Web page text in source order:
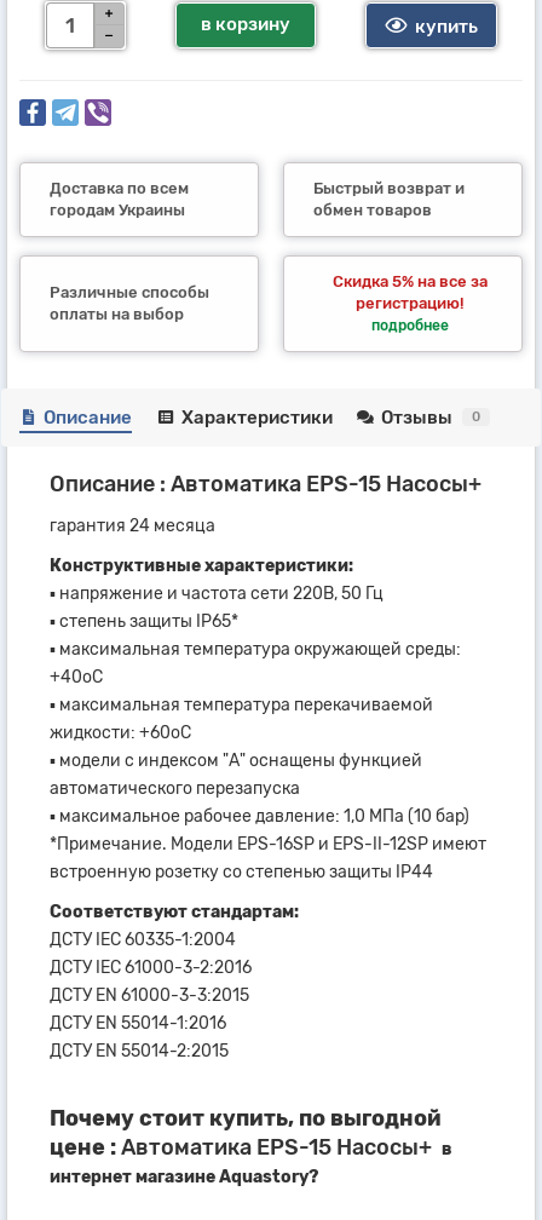
в корзину купить
Доставка по всем
городам Украины
Быстрый возврат и
обмен товаров
Различные способы
оплаты на выбор
Скидка 5% на все за
регистрацию!
подробнее
Описание Характеристики Отзывы 0
Описание : Автоматика EPS-15 Насосы+
гарантия 24 месяца
Конструктивные характеристики:
▪ напряжение и частота сети 220В, 50 Гц
▪ степень защиты IP65*
▪ максимальная температура окружающей среды:
+40оС
▪ максимальная температура перекачиваемой
жидкости: +60оС
▪ модели с индексом "А" оснащены функцией
автоматического перезапуска
▪ максимальное рабочее давление: 1,0 МПа (10 бар)
*Примечание. Модели EPS-16SP и EPS-II-12SP имеют
встроенную розетку со степенью защиты IP44
Соответствуют стандартам:
ДСТУ IEC 60335-1:2004
ДСТУ IEC 61000-3-2:2016
ДСТУ EN 61000-3-3:2015
ДСТУ EN 55014-1:2016
ДСТУ EN 55014-2:2015
Почему стоит купить, по выгодной
цене :Автоматика EPS-15 Насосы+ в
интернет магазине Aquastory?